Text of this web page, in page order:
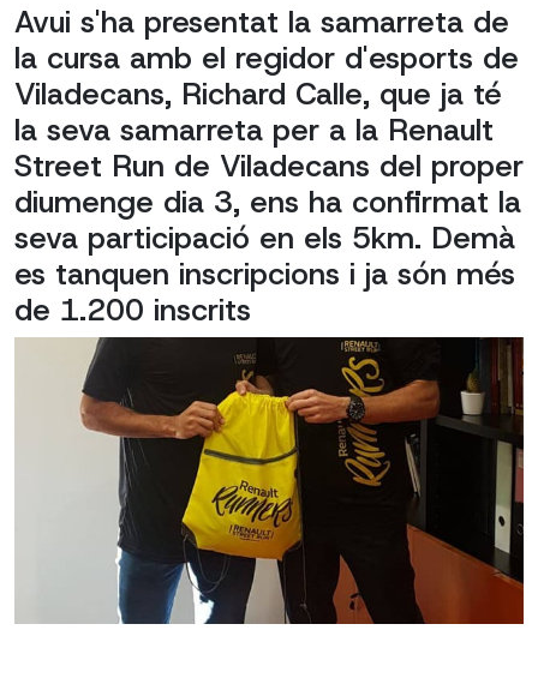
Avui s'ha presentat la samarreta de
la cursa amb el regidor d'esports de
Viladecans, Richard Calle, que ja té
la seva samarreta per a la Renault
Street Run de Viladecans del proper
diumenge dia 3, ens ha confirmat la
seva participació en els 5km. Demà
es tanquen inscripcions i ja són més
de 1.200 inscrits